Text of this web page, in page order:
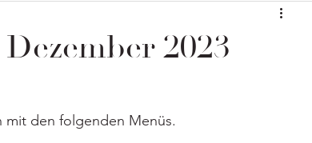
2023
den folgenden Menüs.